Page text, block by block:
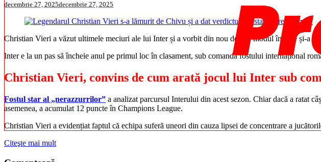
decembrie 27, 2025decembrie 27, 2025
Christian Vieri a văzut ultimele meciuri ale lui Inter și a vorbit din nou despre modul în care și-a
Inter e la un pas să încheie anul pe primul loc în clasament, sub comanda fostului internațional
Christian Vieri, convins de cum arată jocul lui Inter sub
Fostul star al „nerazzurrilor” a analizat parcursul Interului din acest sezon. Chiar dacă a ratat
asemenea, a acumulat 12 puncte în Champions League.
Christian Vieri a evidențiat faptul că echipa suferă uneori din cauza lipsei de concentrare a
Citeşte mai mult